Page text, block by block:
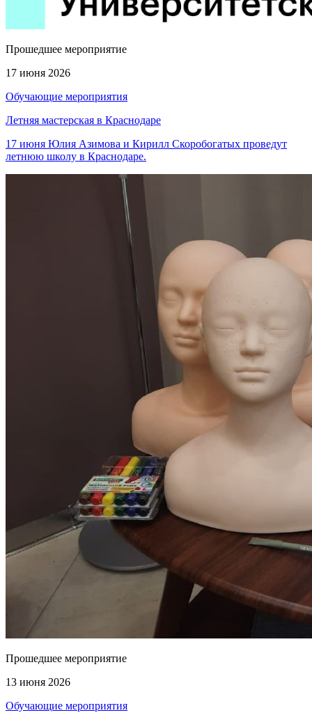
Прошедшее мероприятие
17 июня 2026
Обучающие мероприятия
Летняя мастерская в Краснодаре
17 июня Юлия Азимова и Кирилл Скоробогатых проведут
летнюю школу в Краснодаре.
Прошедшее мероприятие
13 июня 2026
Обучающие мероприятия